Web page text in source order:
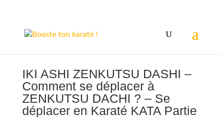
IKI ASHI ZENKUTSU DASHI –
Comment se déplacer à
ZENKUTSU DACHI ? – Se
déplacer en Karaté KATA Partie